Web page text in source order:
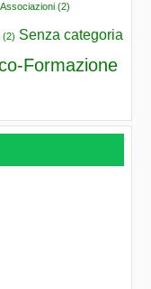
(2)
(2) Senza categoria
Formazione